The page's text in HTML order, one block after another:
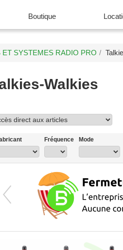
Boutique
ET SYSTEMES RADIO PRO
Walkies
Fréquence Mode
